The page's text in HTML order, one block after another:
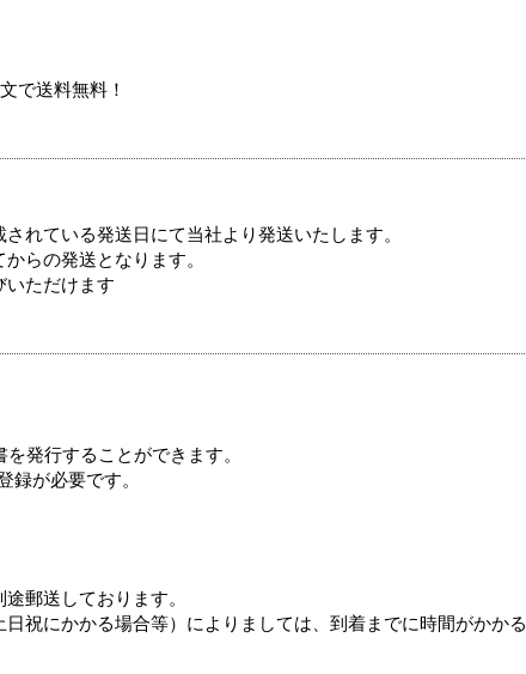
で送料無料！
れている発送日にて当社より発送いたします。
らの発送となります。
ただけます
発行することができます。
が必要です。
郵送しております。
祝にかかる場合等）によりましては、到着までに時間がかかる